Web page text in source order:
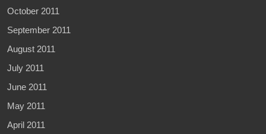
October 2011
September 2011
August 2011
July 2011
June 2011
May 2011
April 2011